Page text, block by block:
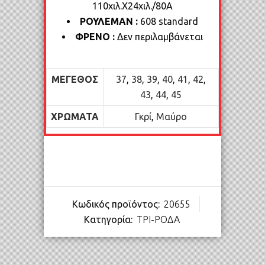
110χιλ.Χ24χιλ./80Α
ΡΟΥΛΕΜΑΝ : 608 standard
ΦΡΕΝΟ : Δεν περιλαμβάνεται
ΜΈΓΕΘΟΣ 37, 38, 39, 40, 41 , 42,
43, 44, 45
ΧΡΏΜΑΤΑ Γκρί, Μαύρο
Κωδικός προϊόντος: 20655
Κατηγορία: ΤΡΙ-ΡΟΔΑ